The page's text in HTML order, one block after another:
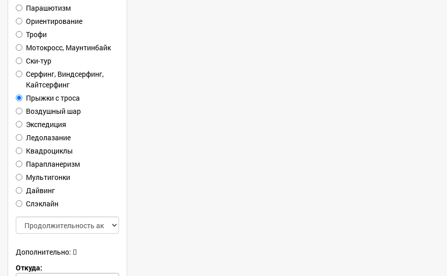
Парашютизм
Ориентирование
Трофи
Мотокросс, Маунтинбайк
Ски-тур
Серфинг, Виндсерфинг,
Кайтсерфинг
Прыжки с троса
Воздушный шар
Экспедиция
Ледолазание
Квадроциклы
Парапланеризм
Мультигонки
Дайвинг
Слэклайн
Дополнительно:
Откуда: